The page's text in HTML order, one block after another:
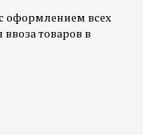
оформлением всех
товаров в